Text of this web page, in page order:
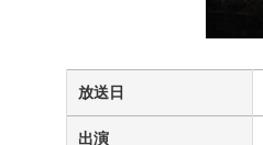
放送日
出演